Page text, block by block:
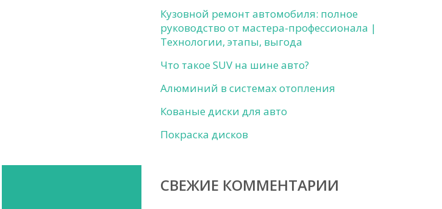
Кузовной ремонт автомобиля: полное
руководство от мастера-профессионала |
Технологии, этапы, выгода
Что такое SUV на шине авто?
Алюминий в системах отопления
Кованые диски для авто
Покраска дисков
СВЕЖИЕ КОММЕНТАРИИ